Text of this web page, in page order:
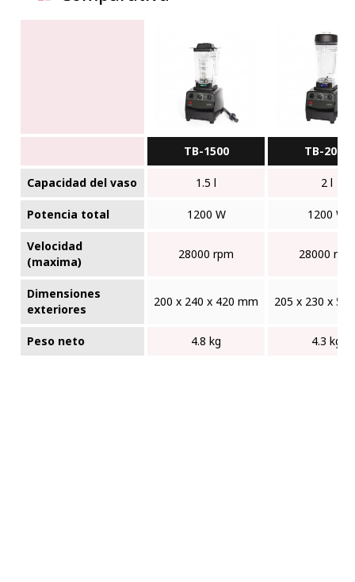
TB-1500 TB-2000
Capacidad del vaso 1.5 l 2 l
Potencia total 1200 W 1200 W
Velocidad
(maxima)
28000 rpm 28000 rpm
Dimensiones
exteriores
200 x 240 x 420 mm 205 x 230 x
Peso neto 4.8 kg 4.3 kg